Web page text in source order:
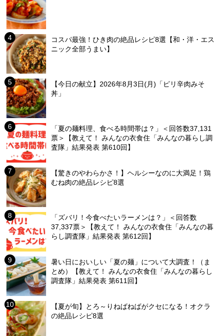
コスパ最強！ひき肉の絶品レシピ8選【和・洋・エス
ニック全部うまい】
【今日の献立】2026年8月3日(月)「ピリ辛肉みそ
丼」
「夏の麺料理、食べる時間帯は？」＜回答数37,131
票＞【教えて！ みんなの衣食住「みんなの暮らし調
査隊」結果発表 第610回】
【驚きのやわらかさ！】ヘルシーなのに大満足！鶏
むね肉の絶品レシピ8選
「ズバリ！今食べたいラーメンは？」＜回答数
37,337票＞【教えて！ みんなの衣食住「みんなの暮
らし調査隊」結果発表 第612回】
暑い日においしい「夏の麺」について大調査！（ま
とめ）【教えて！ みんなの衣食住「みんなの暮らし
調査隊」結果発表 第611回】
【夏が旬】とろ～りねばねばがクセになる！オクラ
の絶品レシピ8選